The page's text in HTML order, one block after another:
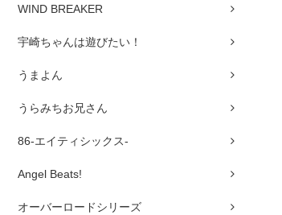
WIND BREAKER
宇崎ちゃんは遊びたい！
うまよん
うらみちお兄さん
86-エイティシックス-
Angel Beats!
オーバーロードシリーズ